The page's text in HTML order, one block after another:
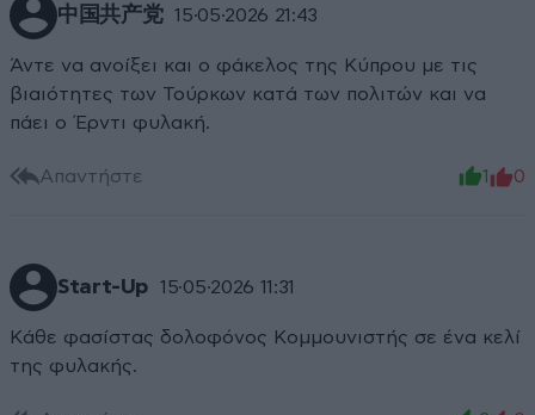
中国共产党 15·05·2026 21:43
Άντε να ανοίξει και ο φάκελος της Κύπρου με τις
βιαιότητες των Τούρκων κατά των πολιτών και να
πάει ο Έρντι φυλακή.
Απαντήστε 1 0
Start-Up 15·05·2026 11:31
Κάθε φασίστας δολοφόνος Κομμουνιστής σε ένα κελί
της φυλακής.